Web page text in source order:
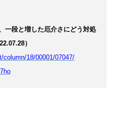
一段と増した厄介さにどう対処
）
18/00001/07047/